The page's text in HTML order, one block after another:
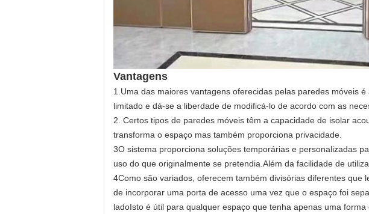
Vantagens
1. Uma das maiores vantagens oferecidas pelas paredes móveis
limitado e dá-se a liberdade de modificá-lo de acordo com as
2. Certos tipos de paredes móveis têm a capacidade de isolar
transforma o espaço mas também proporciona privacidade.
3O sistema proporciona soluções temporárias e personalizadas
uso do que originalmente se pretendia.Além da facilidade de
4Como são variados, oferecem também divisórias diferentes
de incorporar uma porta de acesso uma vez que o espaço foi
ladoIsto é útil para qualquer espaço que tenha apenas uma forma